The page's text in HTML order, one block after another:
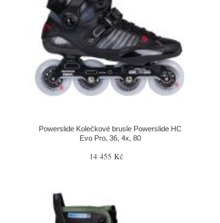
Powerslide Kolečkové brusle Powerslide HC
Evo Pro, 36, 4x, 80
14 455 Kč